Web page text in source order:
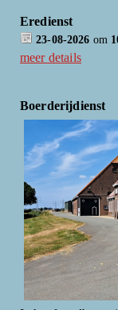
Eredienst
23-08-2026 om
meer details
Boerderijdienst